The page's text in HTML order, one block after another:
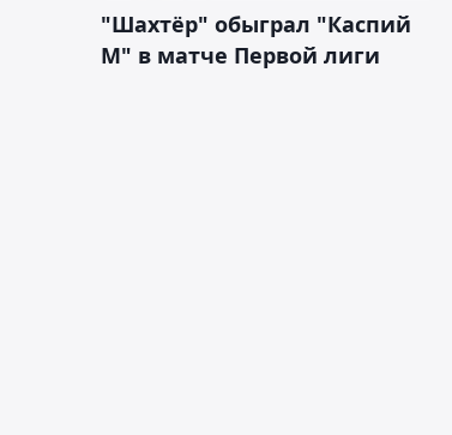
"Шахтёр" обыграл "Каспий
М" в матче Первой лиги